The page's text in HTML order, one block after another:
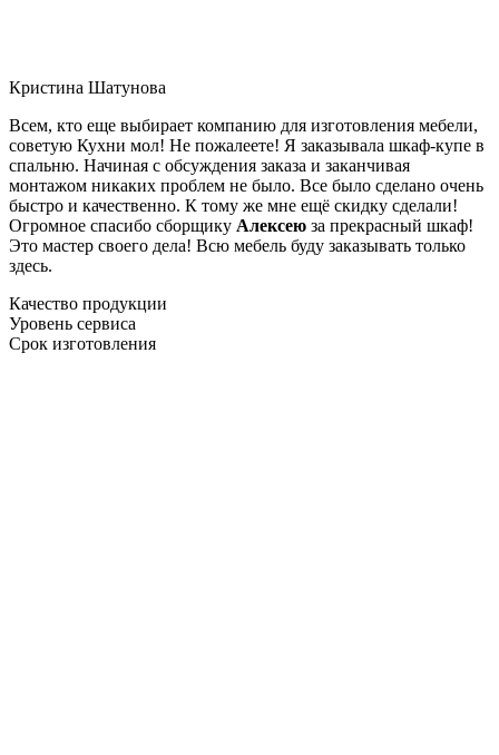
Кристина Шатунова
Всем, кто еще выбирает компанию для изготовления мебели,
советую Кухни мол! Не пожалеете! Я заказывала шкаф-купе в
спальню. Начиная с обсуждения заказа и заканчивая
монтажом никаких проблем не было. Все было сделано очень
быстро и качественно. К тому же мне ещё скидку сделали!
Огромное спасибо сборщику Алексею за прекрасный шкаф!
Это мастер своего дела! Всю мебель буду заказывать только
здесь.
Качество продукции
Уровень сервиса
Срок изготовления